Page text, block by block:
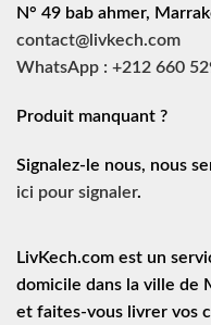
N° 49 bab ahmer,
contact@livkech.com
WhatsApp : +212 660
Produit manquant ?
Signalez-le nous, nous
ici pour signaler.
LivKech.com est un
domicile dans la ville de
et faites-vous livrer vos